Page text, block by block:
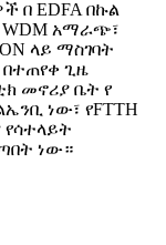
EDFA በኩል
WDM አማራጭ፣
ላይ ማስገባት
በተጠየቀ ጊዜ
መኖሪያ ቤት የ
ነው፣ የFTTH
ነው።